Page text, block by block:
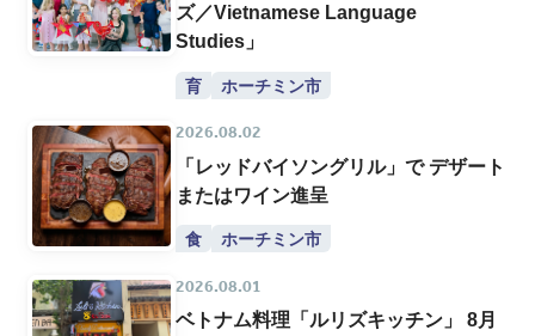
ズ／Vietnamese Language
Studies」
育 ホーチミン市
2026.08.02
「レッドバイソングリル」で デザート
またはワイン進呈
食 ホーチミン市
2026.08.01
ベトナム料理「ルリズキッチン」 8月